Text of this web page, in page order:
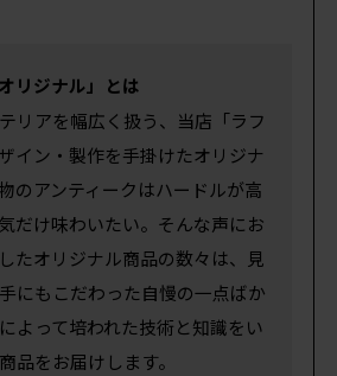
リジナル」とは
リアを幅広く扱う、当店「ラフ
イン・製作を手掛けたオリジナ
のアンティークはハードルが高
だけ味わいたい。そんな声にお
たオリジナル商品の数々は、見
にもこだわった自慢の一点ばか
よって培われた技術と知識をい
品をお届けします。